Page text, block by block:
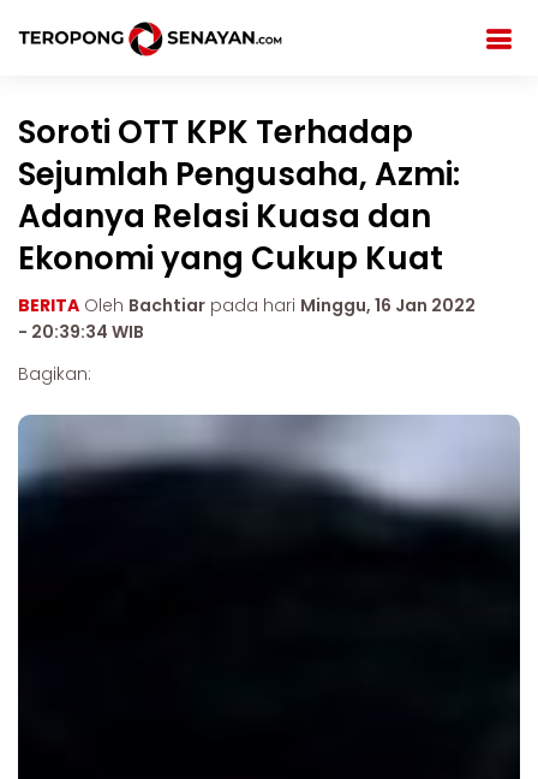
Soroti OTT KPK Terhadap
Sejumlah Pengusaha, Azmi:
Adanya Relasi Kuasa dan
Ekonomi yang Cukup Kuat
BERITA Oleh Bachtiar pada hari Minggu, 16 Jan 2022
- 20:39:34 WIB
Bagikan: